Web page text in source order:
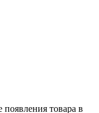
товара в